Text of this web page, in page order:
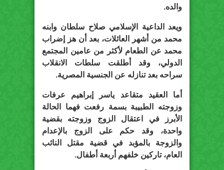
والده.
ويعد الداعية الإسلامي صلاح سلطان وابنه
محمد من أشهر العائلات، بعد أن هز إضراب
محمد عن الطعام لأكثر من عامين المجتمع
الدولي، وقد أطلقت سلطات الانقلاب
سراحه بعد تنازله عن الجنسية المصرية.
أما العقيد متقاعد ياسر إبراهيم عرفات
وزوجته الطبيبة بسمة رفعت فهما الحالة
الأبرز في اعتقال الزوج وزوجته بقضية
واحدة، وقد حكم على الزوج بالإعدام
والزوجة بالمؤبد في قضية مقتل النائب
العام، تاركين خلفهم أربعة أطفال.